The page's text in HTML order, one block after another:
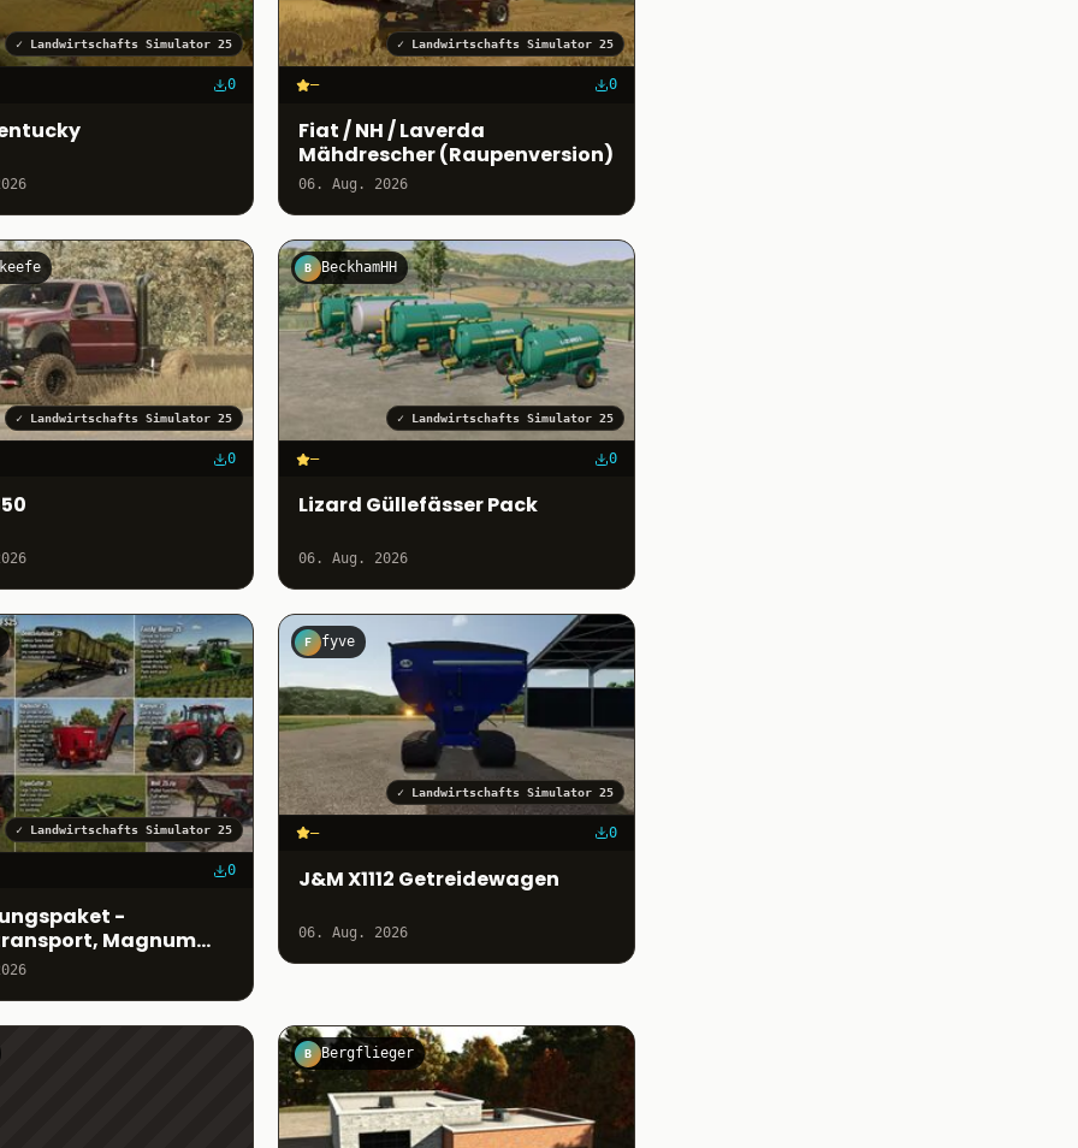
✓ Landwirtschafts Simulator 25
0
✓ Landwirtschafts Simulator 25
– 0
Fiat / NH / Laverda
Mähdrescher (Raupenversion)
06. Aug. 2026
✓ Landwirtschafts Simulator 25
0
B BeckhamHH
✓ Landwirtschafts Simulator 25
– 0
Lizard Güllefässer Pack
06. Aug. 2026
✓ Landwirtschafts Simulator 25
0
-
Magnum
mehr
F fyve
✓ Landwirtschafts Simulator 25
– 0
J&M X1112 Getreidewagen
06. Aug. 2026
B Bergflieger